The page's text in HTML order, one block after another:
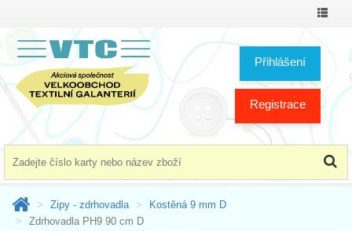
Přihlášení
Registrace
Zipy - zdrhovadla
Kostěná 9 mm D
Zdrhovadla PH9 90 cm D